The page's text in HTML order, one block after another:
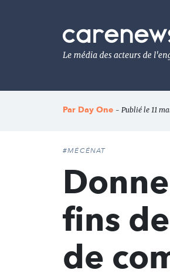
Le
média
de
l'engagement
Par Day One - Publié le 11
#MÉCÉNAT
fins
de